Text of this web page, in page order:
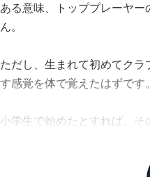
ある意味、トッププレーヤ
ん。
ただし、生まれて初めてク
す感覚を体で覚えたはずです。
小学生で始めたとすれば、